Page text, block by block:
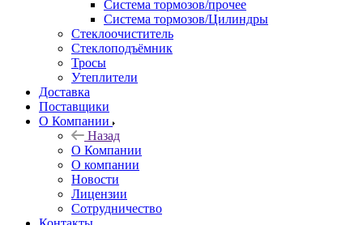
Система тормозов/прочее
Система тормозов/Цилиндры
Стеклоочиститель
Стеклоподъёмник
Тросы
Утеплители
Доставка
Поставщики
О Компании
Назад
О Компании
О компании
Новости
Лицензии
Сотрудничество